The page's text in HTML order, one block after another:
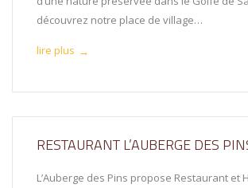
découvrez notre place de village…
lire plus →
RESTAURANT L’AUBERGE DES
L’Auberge des Pins propose Restaurant et